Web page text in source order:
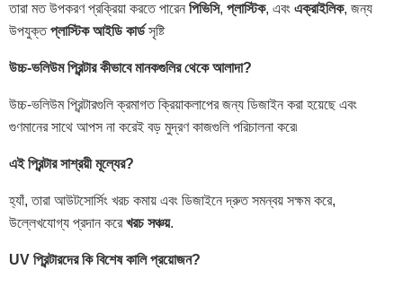
তারা মত উপকরণ প্রক্রিয়া করতে পারেন পিভিসি, প্লাস্টিক, এবং এক্রাইলিক, জন্য
উপযুক্তপ্লাস্টিক আইডি কার্ডসৃষ্টি
উচ্চ-ভলিউম প্রিন্টার কীভাবে মানকগুলির থেকে আলাদা?
উচ্চ-ভলিউম প্রিন্টারগুলি ক্রমাগত ক্রিয়াকলাপের জন্য ডিজাইন করা হয়েছে এবং
গুণমানের সাথে আপস না করেই বড় মুদ্রণ কাজগুলি পরিচালনা করে৷
এই প্রিন্টার সাশ্রয়ী মূল্যের?
হ্যাঁ, তারা আউটসোর্সিং খরচ কমায় এবং ডিজাইনে দ্রুত সমন্বয় সক্ষম করে,
উল্লেখযোগ্য প্রদান করেখরচ সঞ্চয়.
UV প্রিন্টারদের কি বিশেষ কালি প্রয়োজন?